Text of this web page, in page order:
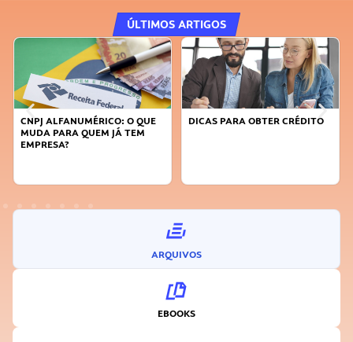
ÚLTIMOS ARTIGOS
DICAS PARA OBTER CRÉDITO
FAÇA A DIFERENÇA: SEJA
ARQUIVOS
EBOOKS